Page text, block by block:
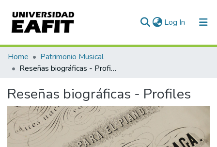
Log In (current)
Communities & Collections
All of DSpace
Statistics
Home
Patrimonio Musical
Reseñas biográficas - Profiles
Reseñas biográficas - Profiles